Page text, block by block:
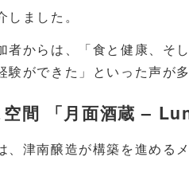
ました。
者からは、「食と健康、そ
験ができた」といった声が
空間 「月面酒蔵 –
、津南醸造が構築を進め